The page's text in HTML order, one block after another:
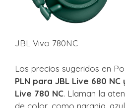
JBL Vivo 780NC
Los precios sugeridos en
PLN para JBL Live 680 NC
Live 780 NC. Llaman la
de color, como naranja,